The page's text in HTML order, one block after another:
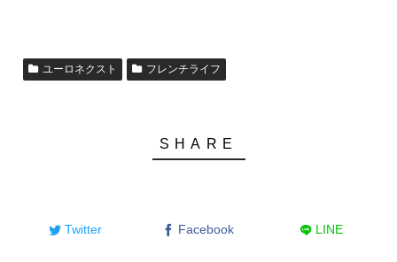
ユーロネクスト フレンチライフ
Twitter Facebook LINE